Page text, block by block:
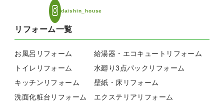
daishin_house
リフォーム一覧
お風呂リフォーム
トイレリフォーム
キッチンリフォーム
洗面化粧台リフォーム
給湯器・エコキュートリフォーム
水廻り3点パックリフォーム
壁紙・床リフォーム
エクステリアリフォーム